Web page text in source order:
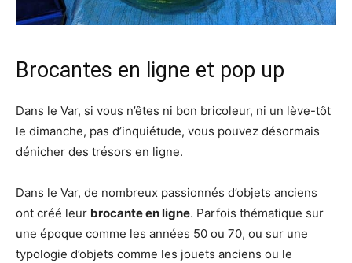
Brocantes en ligne et pop up
Dans le Var, si vous n’êtes ni bon bricoleur, ni un lève-tôt
le dimanche, pas d’inquiétude, vous pouvez désormais
dénicher des trésors en ligne.
Dans le Var, de nombreux passionnés d’objets anciens
ont créé leur brocante en ligne. Parfois thématique sur
une époque comme les années 50 ou 70, ou sur une
typologie d’objets comme les jouets anciens ou le